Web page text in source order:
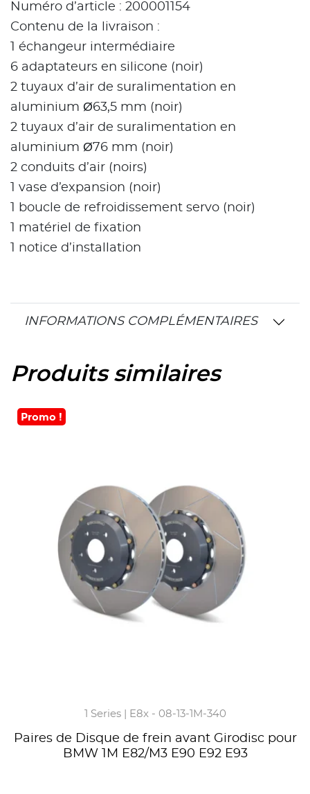
Numéro d’article : 200001154
Contenu de la livraison :
1 échangeur intermédiaire
6 adaptateurs en silicone (noir)
2 tuyaux d’air de suralimentation en
aluminium Ø63,5 mm (noir)
2 tuyaux d’air de suralimentation en
aluminium Ø76 mm (noir)
2 conduits d’air (noirs)
1 vase d’expansion (noir)
1 boucle de refroidissement servo (noir)
1 matériel de fixation
1 notice d’installation
INFORMATIONS COMPLÉMENTAIRES
Produits similaires
Promo !
1 Series | E8x - 08-13-1M-340
Paires de Disque de frein avant Girodisc pour
BMW 1M E82/M3 E90 E92 E93